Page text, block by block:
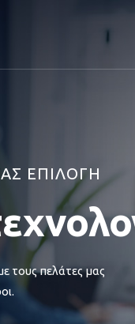
ΕΠΙΛΟΓΗ
τους πελάτες μας